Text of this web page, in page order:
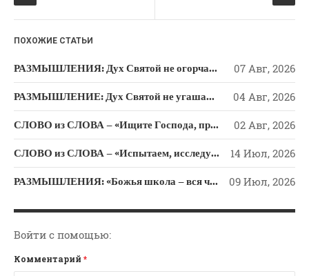
Размышления
Семинар "Второе
Пришествие ИХ"
Семинары Для Лидеров/
Слово Из Слова
Служение
ki
ПОХОЖИЕ СТАТЬИ
РАЗМЫШЛЕНИЯ: Дух Святой не огорчайте и не оскорбляйте! 07 Авг, 2026
РАЗМЫШЛЕНИЕ: Дух Святой не угашайте! 04 Авг, 2026
СЛОВО из СЛОВА – «Ищите Господа, призывайте Его» (Исаии 55) 02 Авг, 2026
СЛОВО из СЛОВА – «Испытаем, исследуем пути свои и обратимся к Господу» 14 Июл, 2026
РАЗМЫШЛЕНИЯ: «Божья школа – вся человеческая жизнь» 09 Июл, 2026
Войти с помощью:
Комментарий *